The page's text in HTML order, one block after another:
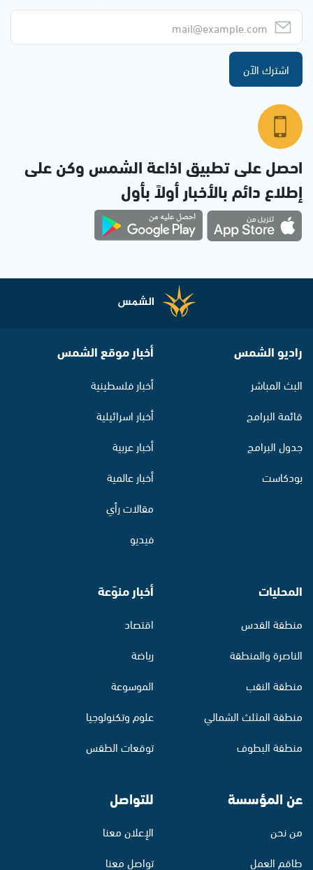
اشترك الآن
احصل على تطبيق اذاعة الشمس وكن على
إطلاع دائم بالأخبار أولاً بأول
راديو الشمس
البث المباشر
قائمة البرامج
جدول البرامج
بودكاست
أخبار موقع الشمس
أخبار فلسطينية
أخبار اسرائيلية
أخبار عربية
أخبار عالمية
مقالات رأي
فيديو
المحليات
منطقة القدس
الناصرة والمنطقة
منطقة النقب
منطقة المثلث الشمالي
منطقة البطوف
أخبار منوّعة
اقتصاد
رياضة
الموسوعة
علوم وتكنولوجيا
توقعات الطقس
عن المؤسسة
من نحن
طاقم العمل
للتواصل
الإعلان معنا
تواصل معنا